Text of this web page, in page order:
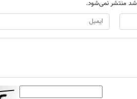
منتشر نمی‌شود.